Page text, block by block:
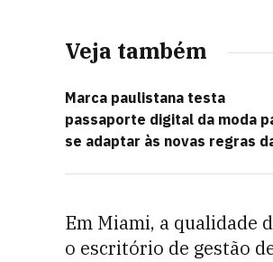
Veja também
Marca paulistana testa
passaporte digital da moda
se adaptar às novas regras
Em Miami, a qualidade
o escritório de gestão